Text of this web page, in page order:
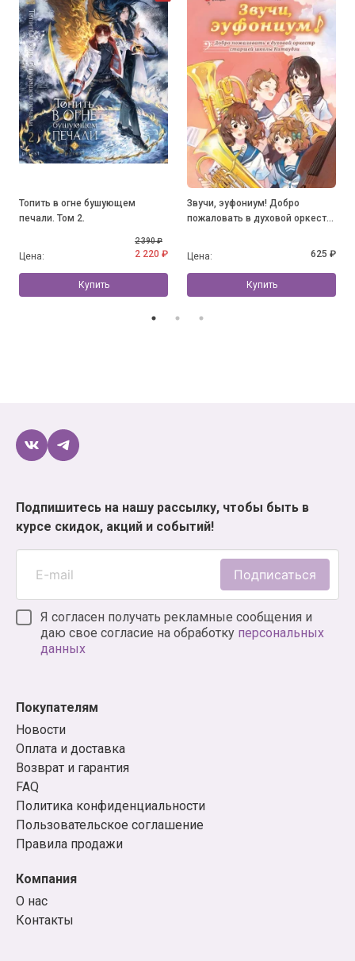
Топить в огне бушующем
печали. Том 2.
Цена:
2 390 ₽
2 220 ₽
Купить
Звучи, эуфониум! Добро
пожаловать в духовой оркестр
Цена: 625 ₽
Купить
Подпишитесь на нашу рассылку, чтобы быть в
курсе скидок, акций и событий!
Подписаться
Я согласен получать рекламные сообщения и
даю свое согласие на обработку персональных
данных
Покупателям
Новости
Оплата и доставка
Возврат и гарантия
FAQ
Политика конфиденциальности
Пользовательское соглашение
Правила продажи
Компания
О нас
Контакты